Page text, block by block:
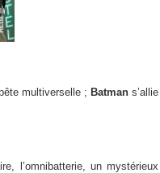
multiverselle ; Batman s’allie
l’omnibatterie, un mystérieux